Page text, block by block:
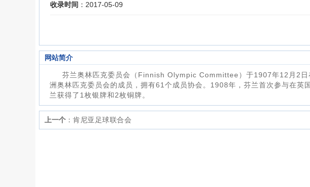
收录时间 ：2017-05-09
网站简介
芬兰奥林匹克委员会（Finnish Olympic Committee）于1907年12月2日
洲奥林匹克委员会的成员，拥有61个成员协会。1908年，芬兰首次参与在英
兰获得了1枚银牌和2枚铜牌。
上一个 ： 肯尼亚足球联合会